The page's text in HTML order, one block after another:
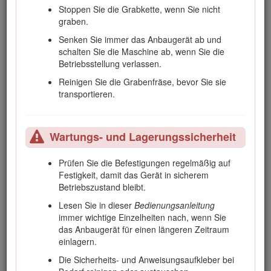
Stoppen Sie die Grabkette, wenn Sie nicht
graben.
Senken Sie immer das Anbaugerät ab und
schalten Sie die Maschine ab, wenn Sie die
Betriebsstellung verlassen.
Reinigen Sie die Grabenfräse, bevor Sie sie
transportieren.
Wartungs- und Lagerungssicherheit
Prüfen Sie die Befestigungen regelmäßig auf
Festigkeit, damit das Gerät in sicherem
Betriebszustand bleibt.
Lesen Sie in dieser Bedienungsanleitung
immer wichtige Einzelheiten nach, wenn Sie
das Anbaugerät für einen längeren Zeitraum
einlagern.
Die Sicherheits- und Anweisungsaufkleber bei
Verletzungen kommen.
Sicherheit an Hanglagen
Setzen Sie die Maschine beim Arbeiten an
Hanglagen so ein, dass das schwere Ende der
Dieses Anbaugerät macht die Vorderseite der
Maschine zum schweren Ende.
Wenn Sie die Ladearme (sofern vorhanden) an
einer Hanglage anheben oder ausfahren, kann
sich dies auf die Stabilität der Maschine
Ladearme in der abgesenkten und eingezogenen
Stellung.
Hanglagen sind eine wesentliche Ursache für den
schweren ggf. tödlichen Verletzungen führen